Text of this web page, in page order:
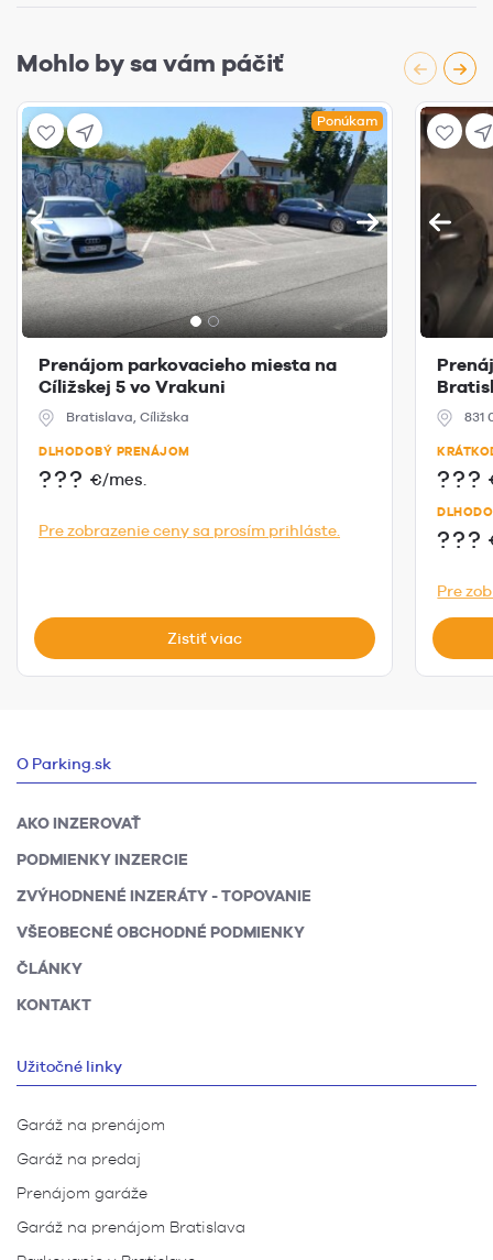
Mohlo by sa vám páčiť
Ponúkam
Prenájom parkovacieho miesta na
Cíližskej 5 vo Vrakuni
Bratislava, Cíližska
DLHODOBÝ PRENÁJOM
??? €/mes.
Pre zobrazenie ceny sa prosím prihláste.
Zistiť viac
831
???
???
Pre
O Parking.sk
AKO INZEROVAŤ
PODMIENKY INZERCIE
ZVÝHODNENÉ INZERÁTY - TOPOVANIE
VŠEOBECNÉ OBCHODNÉ PODMIENKY
ČLÁNKY
KONTAKT
Užitočné linky
Garáž na prenájom
Garáž na predaj
Prenájom garáže
Garáž na prenájom Bratislava